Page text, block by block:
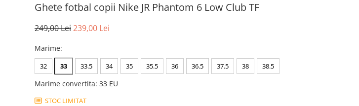
Ghete fotbal copii Nike JR Phantom 6 Low Club TF
249,00 Lei239,00 Lei
Marime:
32 33 33.5 34 35 35.5 36 36.5 37.5 38 38.5
Marime convertita: 33 EU
STOC LIMITAT